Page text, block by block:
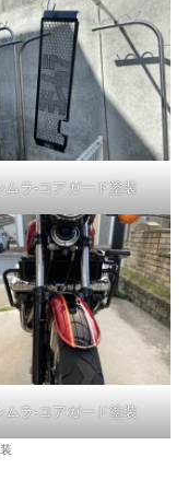
ムラ-コアガード塗装
ムラ-コアガード塗装